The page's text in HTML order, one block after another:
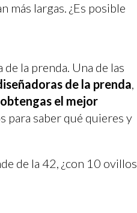
más largas. ¿Es posible
la prenda. Una de las
de la prenda,
obtengas el mejor
para saber qué quieres y
de la 42, ¿con 10 ovillos